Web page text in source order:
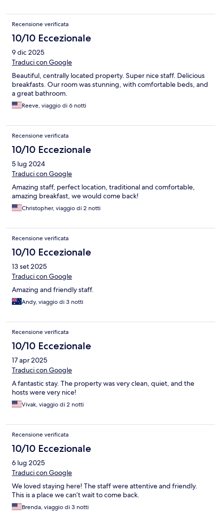
Recensione verificata
10/10 Eccezionale
9 dic 2025
Traduci con Google
Beautiful, centrally located property. Super nice staff. Delicious
breakfasts. Our room was stunning, with comfortable beds, and
a great bathroom.
Reeve, viaggio di 6 notti
Recensione verificata
10/10 Eccezionale
5 lug 2024
Traduci con Google
Amazing staff, perfect location, traditional and comfortable,
amazing breakfast, we would come back!
Christopher, viaggio di 2 notti
Recensione verificata
10/10 Eccezionale
13 set 2025
Traduci con Google
Amazing and friendly staff.
Andy, viaggio di 3 notti
Recensione verificata
10/10 Eccezionale
17 apr 2025
Traduci con Google
A fantastic stay. The property was very clean, quiet, and the
hosts were very nice!
Vivak, viaggio di 2 notti
Recensione verificata
10/10 Eccezionale
6 lug 2025
Traduci con Google
We loved staying here! The staff were attentive and friendly.
This is a place we can’t wait to come back.
Brenda, viaggio di 3 notti